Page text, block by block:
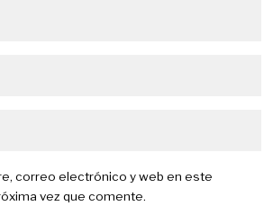
correo electrónico y web en este
vez que comente.